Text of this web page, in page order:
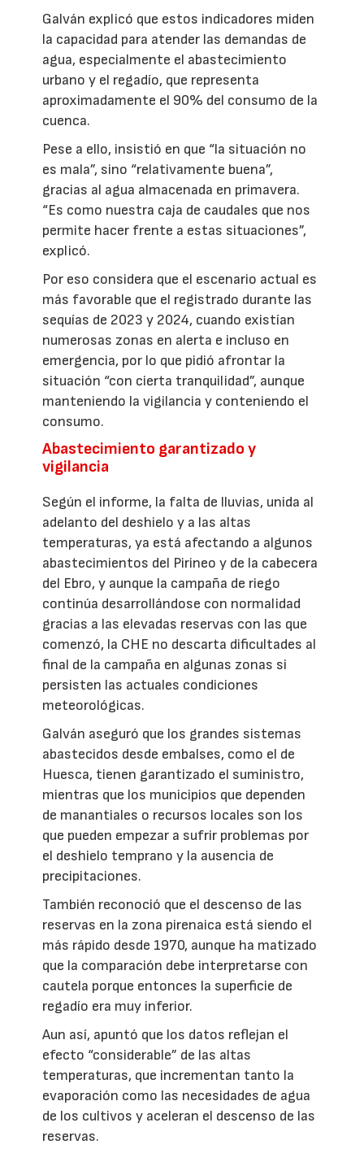
Galván explicó que estos indicadores miden
la capacidad para atender las demandas de
agua, especialmente el abastecimiento
urbano y el regadío, que representa
aproximadamente el 90% del consumo de la
cuenca.
Pese a ello, insistió en que “la situación no
es mala”, sino “relativamente buena”,
gracias al agua almacenada en primavera.
“Es como nuestra caja de caudales que nos
permite hacer frente a estas situaciones”,
explicó.
Por eso considera que el escenario actual es
más favorable que el registrado durante las
sequías de 2023 y 2024, cuando existían
numerosas zonas en alerta e incluso en
emergencia, por lo que pidió afrontar la
situación “con cierta tranquilidad”, aunque
manteniendo la vigilancia y conteniendo el
consumo.
Abastecimiento garantizado y
vigilancia
Según el informe, la falta de lluvias, unida al
adelanto del deshielo y a las altas
temperaturas, ya está afectando a algunos
abastecimientos del Pirineo y de la cabecera
del Ebro, y aunque la campaña de riego
continúa desarrollándose con normalidad
gracias a las elevadas reservas con las que
comenzó, la CHE no descarta dificultades al
final de la campaña en algunas zonas si
persisten las actuales condiciones
meteorológicas.
Galván aseguró que los grandes sistemas
abastecidos desde embalses, como el de
Huesca, tienen garantizado el suministro,
mientras que los municipios que dependen
de manantiales o recursos locales son los
que pueden empezar a sufrir problemas por
el deshielo temprano y la ausencia de
precipitaciones.
También reconoció que el descenso de las
reservas en la zona pirenaica está siendo el
más rápido desde 1970, aunque ha matizado
que la comparación debe interpretarse con
cautela porque entonces la superficie de
regadío era muy inferior.
Aun así, apuntó que los datos reflejan el
efecto “considerable” de las altas
temperaturas, que incrementan tanto la
evaporación como las necesidades de agua
de los cultivos y aceleran el descenso de las
reservas.